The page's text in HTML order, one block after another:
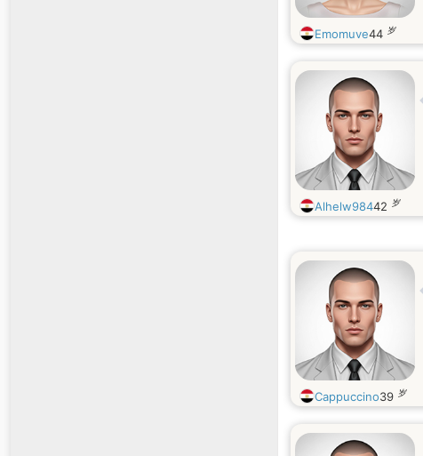
Emomuve44 岁
Alhelw98442 岁
Cappuccino39 岁